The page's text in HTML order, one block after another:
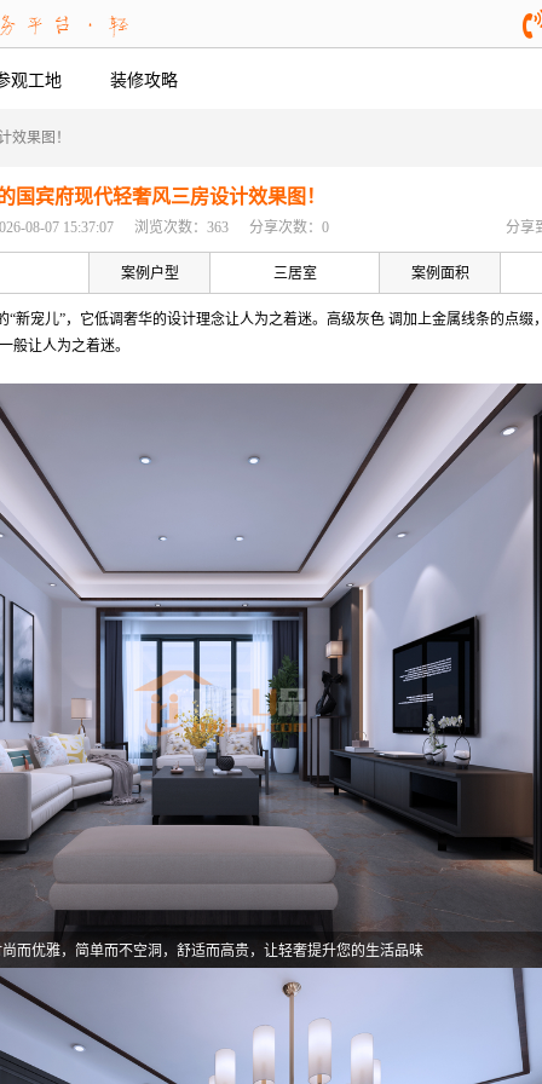
观工地 装修攻略
效果图！
国宾府现代轻奢风三房设计效果图！
08-07 15:37:07 浏览次数：363 分享次数：0 分享
案例户型 三居室 案例面积
新宠儿”，它低调奢华的设计理念让人为之着迷。高级灰色 调加上金属线条的点缀
般让人为之着迷。
而优雅，简单而不空洞，舒适而高贵，让轻奢提升您的生活品味